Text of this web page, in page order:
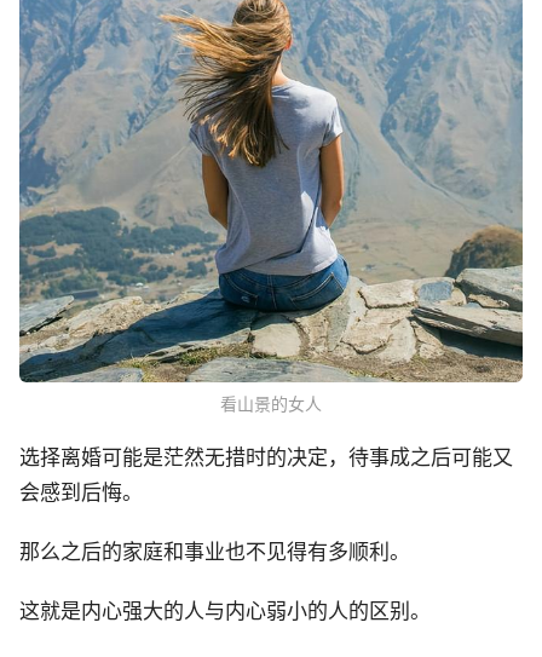
看山景的女人
选择离婚可能是茫然无措时的决定，待事成之后可能又
会感到后悔。
那么之后的家庭和事业也不见得有多顺利。
这就是内心强大的人与内心弱小的人的区别。